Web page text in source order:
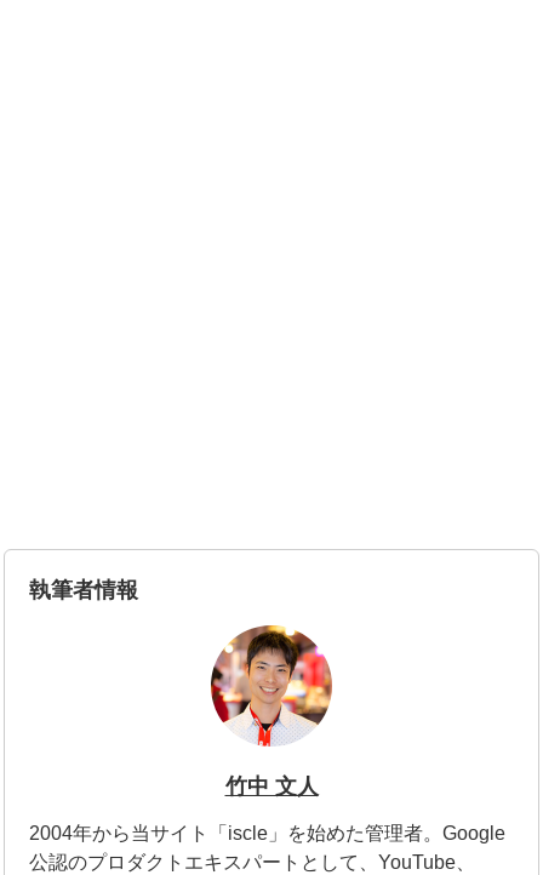
執筆者情報
竹中 文人
2004年から当サイト「iscle」を始めた管理者。Google
公認のプロダクトエキスパートとして、YouTube、